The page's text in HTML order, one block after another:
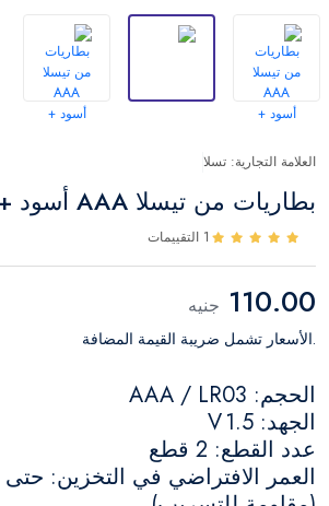
العلامة التجارية: تسلا
بطاريات من تيسلا AAA أسود + قطعتين
1 التقييمات
110.00 جنيه
.الأسعار تشمل ضريبة القيمة المضافة
الحجم: AAA / LR03
الجهد: 1.5 V
عدد القطع: 2 قطع